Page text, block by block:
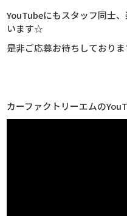
YouTubeにもスタッフ同士
います☆
是非ご応募お待ちしており
カーファクトリーエムの